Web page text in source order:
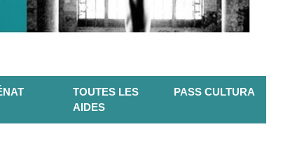
TOUTES LES
AIDES
PASS CULTURA